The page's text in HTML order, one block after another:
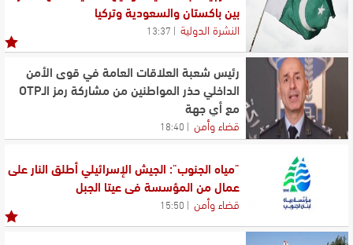
بين باكستان والسعودية وتركيا
النشرة الدولية 13:37
رئيس شعبة العلاقات العامة في قوى الأمن
الداخلي حذر المواطنين من مشاركة رمز الـOTP
مع أي جهة
قضاء وأمن 18:40
"مياه الجنوب": الجيش الإسرائيلي أطلق النار على
عمال من المؤسسة في عيتا الجبل
قضاء وأمن 15:50